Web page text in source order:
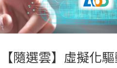
【隨選雲】虛擬化